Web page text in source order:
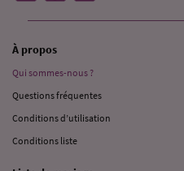
À propos
Qui sommes-nous ?
Questions fréquentes
Conditions d’utilisation
Conditions liste